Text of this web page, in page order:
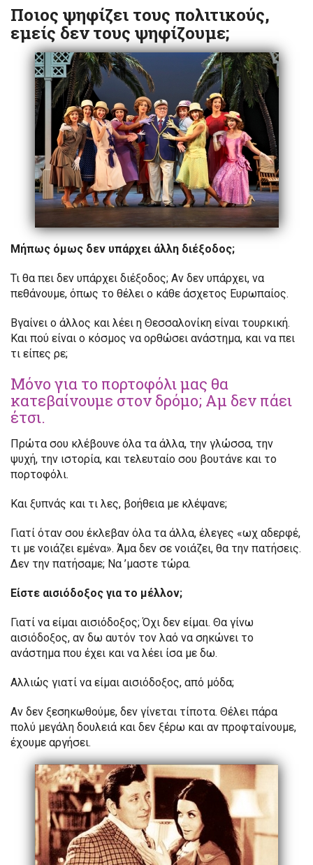
Ποιος ψηφίζει τους πολιτικούς,
εμείς δεν τους ψηφίζουμε;
Μήπως όμως δεν υπάρχει άλλη διέξοδος;
Τι θα πει δεν υπάρχει διέξοδος; Αν δεν υπάρχει, να
πεθάνουμε, όπως το θέλει ο κάθε άσχετος Ευρωπαίος.
Βγαίνει ο άλλος και λέει η Θεσσαλονίκη είναι τουρκική.
Και πού είναι ο κόσμος να ορθώσει ανάστημα, και να πει
τι είπες ρε;
Μόνο για το πορτοφόλι μας θα
κατεβαίνουμε στον δρόμο; Αμ δεν πάει
έτσι.
Πρώτα σου κλέβουνε όλα τα άλλα, την γλώσσα, την
ψυχή, την ιστορία, και τελευταίο σου βουτάνε και το
πορτοφόλι.
Και ξυπνάς και τι λες, βοήθεια με κλέψανε;
Γιατί όταν σου έκλεβαν όλα τα άλλα, έλεγες «ωχ αδερφέ,
τι με νοιάζει εμένα». Άμα δεν σε νοιάζει, θα την πατήσεις.
Δεν την πατήσαμε; Να ’μαστε τώρα.
Είστε αισιόδοξος για το μέλλον;
Γιατί να είμαι αισιόδοξος; Όχι δεν είμαι. Θα γίνω
αισιόδοξος, αν δω αυτόν τον λαό να σηκώνει το
ανάστημα που έχει και να λέει ίσα με δω.
Αλλιώς γιατί να είμαι αισιόδοξος, από μόδα;
Αν δεν ξεσηκωθούμε, δεν γίνεται τίποτα. Θέλει πάρα
πολύ μεγάλη δουλειά και δεν ξέρω και αν προφταίνουμε,
έχουμε αργήσει.